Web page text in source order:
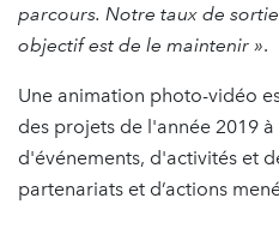
parcours. Notre taux de
objectif est de le maintenir ».
Une animation photo-vidéo
des projets de l'année 2019
d'événements, d'activités et
partenariats et d’actions